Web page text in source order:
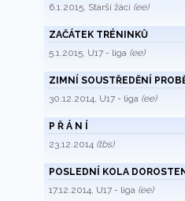
6.1.2015, Starší žáci (ee)
ZAČÁTEK TRÉNINKŮ
5.1.2015, U17 - liga (ee)
ZIMNÍ SOUSTŘEDĚNÍ
30.12.2014, U17 - liga (ee)
P Ř Á N Í
23.12.2014 (tbs)
POSLEDNÍ KOLA
17.12.2014, U17 - liga (ee)